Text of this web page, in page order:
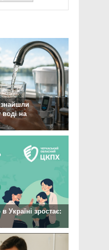
знайшли
воді на
Україні зростає: